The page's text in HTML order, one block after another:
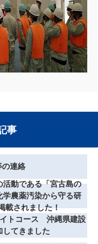
事
の連絡
動である「宮古島の
農薬汚染から守る研
載されました！
トコース 沖縄県建設
してきました